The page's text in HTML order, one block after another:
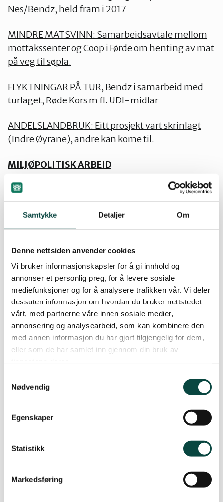
Samtykke Detaljer Om
Denne nettsiden anvender cookies
Vi bruker informasjonskapsler for å gi innhold og
annonser et personlig preg, for å levere sosiale
mediefunksjoner og for å analysere trafikken vår. Vi deler
dessuten informasjon om hvordan du bruker nettstedet
vårt, med partnerne våre innen sosiale medier,
annonsering og analysearbeid, som kan kombinere den
med annen informasjon du har gjort tilgjengelig for dem,
eller som de har samlet inn gjennom din bruk av
Nødvendig
Egenskaper
Statistikk
Markedsføring
Nes/Bendz, held fram i 2017
MINDRE MATSVINN: Samarbeidsavtale mellom
mottakssenter og Coop i Førde om henting av mat
på veg til søpla.
FLYKTNINGAR PÅ TUR, Bendz i samarbeid med
turlaget, Røde Kors m fl. UDI-midlar
ANDELSLANDBRUK: Eitt prosjekt vart skrinlagt
(Indre Øyrane), andre kan kome til.
MILJØPOLITISK ARBEID
Arrangement
02.03.2016 i Førde: Kampen om fjordane, film og
debatt
06.04.2016 i Sogndal: NATURLEG ONSDAG:
Klima med Carlo Aall
16.04.2016 i Førde: Den store klesbytedagen, i
samarbeid med Omatt
26.04.2016 i Førde: NATURLEG TYSDAG: Klima
med Carlo Aall
Kyrkjelyd
07.05.2016 i Førde: Strandryddedag med grillfest
natur-quiz
12.06.2016 i Førde: SKAPARVERKETS DAG med
Grøn Kyrkjelyd, frukost og appell